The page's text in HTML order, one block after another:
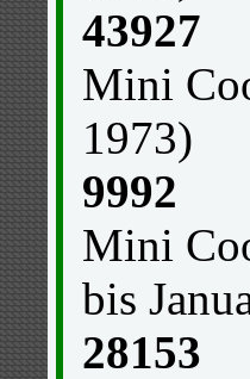
43927
Mini
1973)
9992
Mini
bis
28153